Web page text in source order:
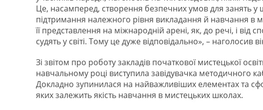
Це, насамперед, створення безпечних умов для занять
підтримання належного рівня викладання й навчання в
її представлення на міжнародній арені, як, до речі, і
судять у світі. Тому це дуже відповідально», – наголосив
Зі звітом про роботу закладів початкової мистецької
навчальному році виступила завідувачка методичного
Докладно зупинилася на найважливіших елементах та
яких залежить якість навчання в мистецьких школах.